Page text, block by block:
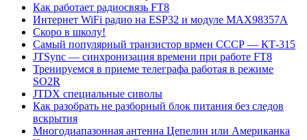
Как работает радиосвязь FT8
Интернет WiFi радио на ESP32 и модуле MAX98357A
Скоро в школу!
Самый популярный транзистор врмен СССР — КТ-315
JTSync — синхронизация времени при работе FT8
Тренируемся в приеме телеграфа работая в режиме
SO2R
JTDX специальные сиволы
Как разобрать не разборный блок питания без следов
вскрытия
Многодиапазонная антенна Цепелин или Американка